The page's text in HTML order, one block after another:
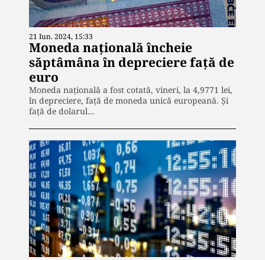
21 Iun. 2024, 15:33
Moneda națională încheie
săptâmâna în depreciere față de
euro
Moneda națională a fost cotată, vineri, la 4,9771 lei,
în depreciere, față de moneda unică europeană. Și
față de dolarul…